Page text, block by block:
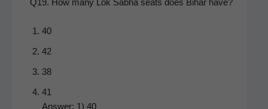
Q19. How many Lok Sab­ha seats does Bihar have?
40
42
38
41
Answer: 1) 40